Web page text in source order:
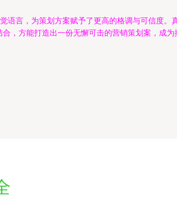
语言，为策划方案赋予了更高的格调与可信度。
，方能打造出一份无懈可击的营销策划案，成